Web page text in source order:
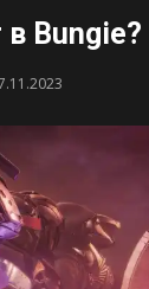
Bungie?